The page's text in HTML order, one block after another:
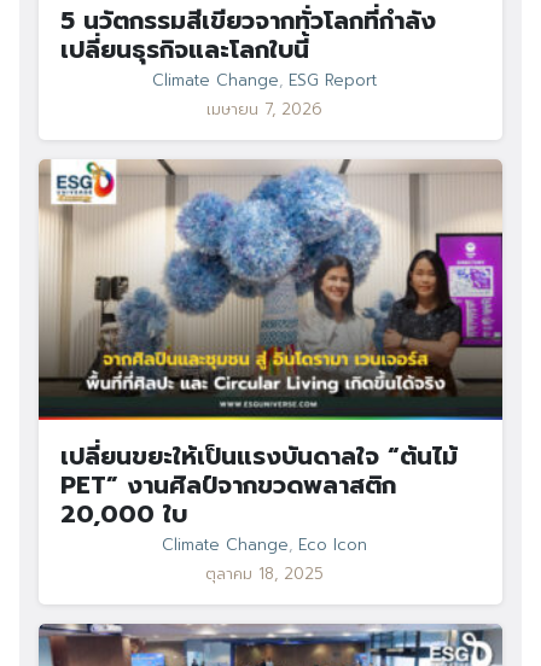
5 นวัตกรรมสีเขียวจากทั่วโลกที่กำลัง
เปลี่ยนธุรกิจและโลกใบนี้
Climate Change, ESG Report
เมษายน 7, 2026
เปลี่ยนขยะให้เป็นแรงบันดาลใจ “ต้นไม้
PET” งานศิลป์จากขวดพลาสติก
20,000 ใบ
Climate Change, Eco Icon
ตุลาคม 18, 2025